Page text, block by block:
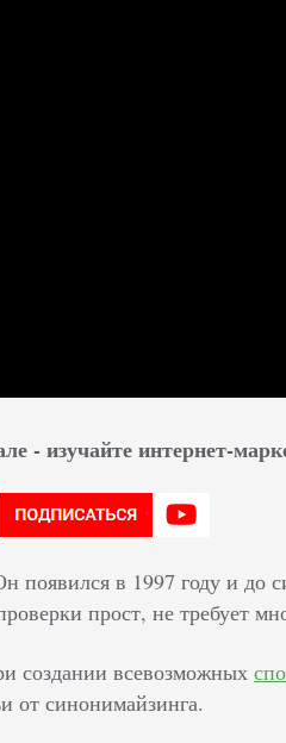
- изучайте интернет-
появился в 1997 году и до
прост, не требует
создании всевозможных
от синонимайзинга.